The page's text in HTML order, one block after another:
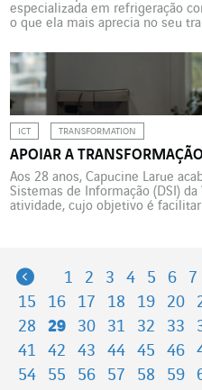
especializada em refrigeração
o que ela mais aprecia no seu
Nestes últimos meses, Andreea
Ucrânia. Nas pessoas sofrendo
ICT TRANSFORMATION
APOIAR A
Aos 28 anos, Capucine Larue
Sistemas de Informação (DSI)
atividade, cujo objetivo é facilitar
Previous
1 2 3 4 5 6 7
15
16 17 18 19 20
28
29 30 31 32 33
41
42 43 44 45 46
54
55 56 57 58 59